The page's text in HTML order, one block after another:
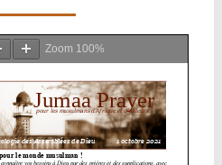
Zoom 100%